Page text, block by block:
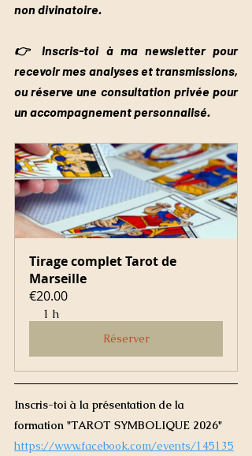
non divinatoire.
👉 Inscris-toi à ma newsletter pour
recevoir mes analyses et transmissions,
ou réserve une consultation privée pour
un accompagnement personnalisé.
Tirage complet Tarot de
Marseille
€20.00
1 h
Réserver
Inscris-toi à la présentation de la
formation "TAROT SYMBOLIQUE 2026"
https://www.facebook.com/events/145135